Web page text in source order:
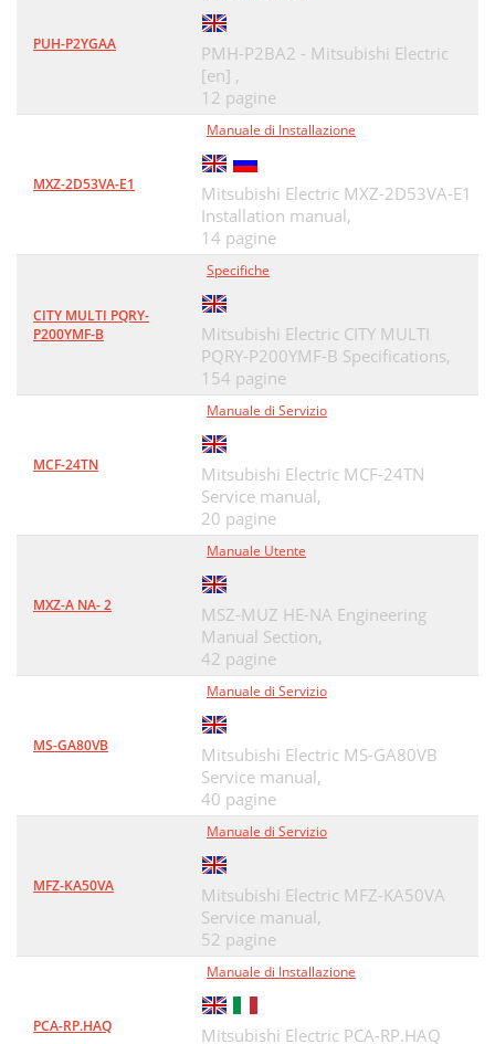
PUH-P2YGAA
PMH-P2BA2 - Mitsubishi Electric
[en] ,
12 pagine
MXZ-2D53VA-E1
Manuale di Installazione
Mitsubishi Electric MXZ-2D53VA-E1
Installation manual,
14 pagine
CITY MULTI PQRY-
P200YMF-B
Specifiche
Mitsubishi Electric CITY MULTI
PQRY-P200YMF-B Specifications,
154 pagine
MCF-24TN
Manuale di Servizio
Mitsubishi Electric MCF-24TN
Service manual,
20 pagine
MXZ-A NA- 2
Manuale Utente
MSZ-MUZ HE-NA Engineering
Manual Section,
42 pagine
MS-GA80VB
Manuale di Servizio
Mitsubishi Electric MS-GA80VB
Service manual,
40 pagine
MFZ-KA50VA
Manuale di Servizio
Mitsubishi Electric MFZ-KA50VA
Service manual,
52 pagine
PCA-RP.HAQ
Manuale di Installazione
Mitsubishi Electric PCA-RP.HAQ